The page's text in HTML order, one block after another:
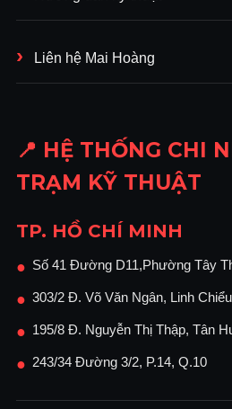
Liên hệ Mai Hoàng
📍 HỆ THỐNG CHI
TRẠM KỸ THUẬT
TP. HỒ CHÍ MINH
● Số 41 Đường D11,Phường Tây
● 303/2 Đ. Võ Văn Ngân, Linh Chiểu
● 195/8 Đ. Nguyễn Thị Thập, Tân
● 243/34 Đường 3/2, P.14, Q.10